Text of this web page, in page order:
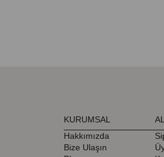
KURUMSAL
Hakkımızda
Bize Ulaşın